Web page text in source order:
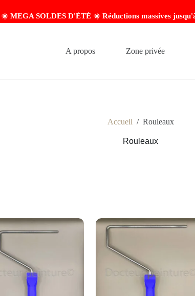
☀️ MEGA SOLDES D'ÉTÉ ☀️ Réductions massives
A propos Zone privée
Accueil / Rouleaux
Rouleaux